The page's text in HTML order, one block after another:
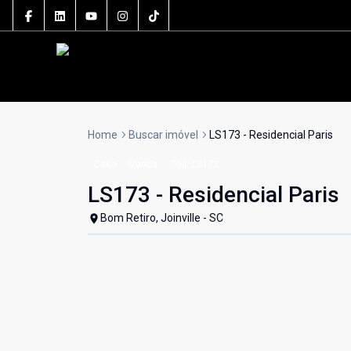
Home Buscar imóvel LS173 - Residencial Paris
LS173 - Residencial Paris
Bom Retiro, Joinville - SC